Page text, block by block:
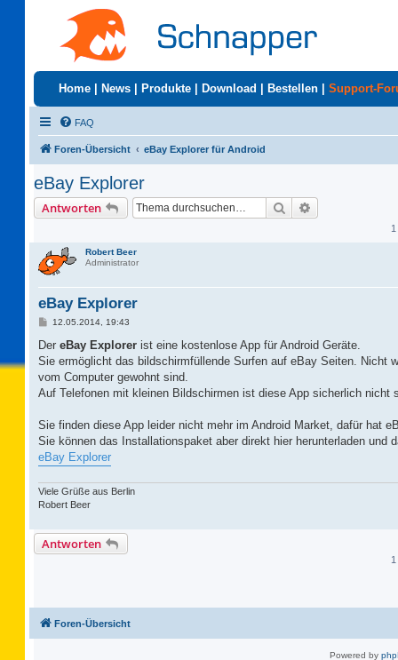
Home News Produkte Download Bestellen Support-
FAQ
Foren-Übersicht eBay Explorer für Android
eBay Explorer
Antworten Suche
Robert Beer
Administrator
eBay Explorer
B
i
r
a
12.05.2014, 19:43
Der eBay Explorer ist eine kostenlose App für Android Geräte.
Sie ermöglicht das bildschirmfüllende Surfen auf eBay Seiten. Nicht
vom Computer gewohnt sind.
Auf Telefonen mit kleinen Bildschirmen ist diese App sicherlich
Sie finden diese App leider nicht mehr im Android Market, dafür hat
Sie können das Installationspaket aber direkt hier herunterladen und
eBay Explorer
Viele Grüße aus Berlin
Robert Beer
Antworten
Foren-Übersicht
Powered by